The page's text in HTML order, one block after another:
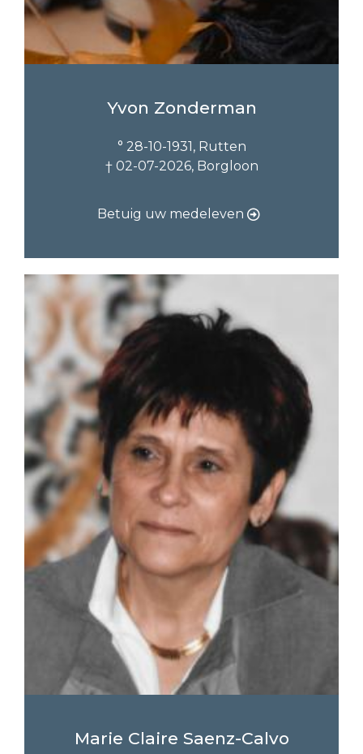
Yvon Zonderman
° 28-10-1931, Rutten
† 02-07-2026, Borgloon
Betuig uw medeleven
Marie Claire Saenz-Calvo